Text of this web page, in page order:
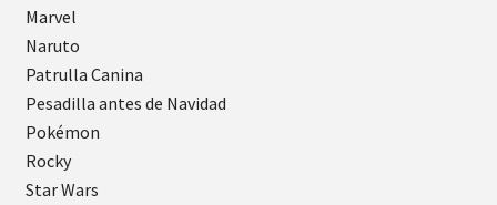
Marvel
Naruto
Patrulla Canina
Pesadilla antes de Navidad
Pokémon
Rocky
Star Wars